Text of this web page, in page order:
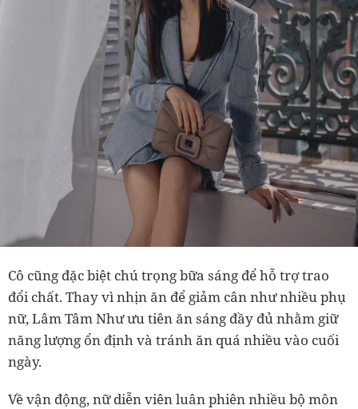
Cô cũng đặc biệt chú trọng bữa sáng để hỗ trợ trao
đổi chất. Thay vì nhịn ăn để giảm cân như nhiều phụ
nữ, Lâm Tâm Như ưu tiên ăn sáng đầy đủ nhằm giữ
năng lượng ổn định và tránh ăn quá nhiều vào cuối
ngày.
Về vận động, nữ diễn viên luân phiên nhiều bộ môn